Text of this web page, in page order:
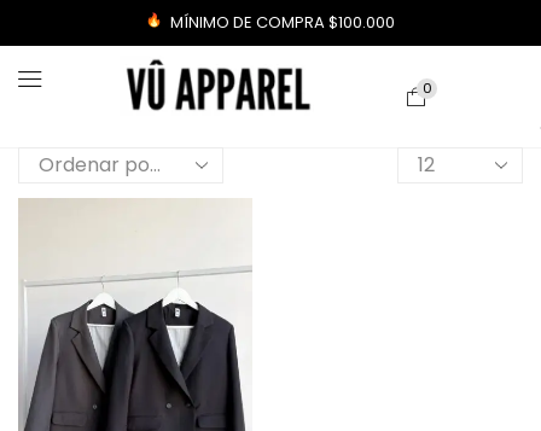
MÍNIMO DE COMPRA $100.000
0